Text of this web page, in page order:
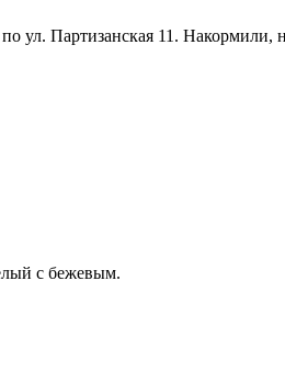
ул. Партизанская 11.
с бежевым.